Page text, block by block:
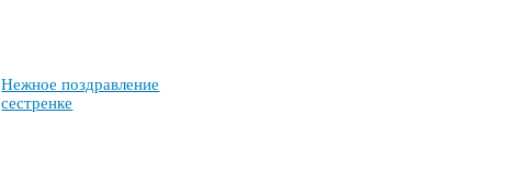
Неж­ное поз­драв­ле­ние
сес­трен­ке